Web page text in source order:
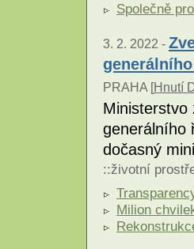
Společně
3. 2. 2022 -
PRAHA [Hnutí
Ministerstvo
generálního
dočasný
::životní
Milion